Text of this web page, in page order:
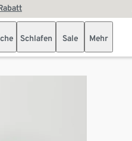
Schlafen Sale Mehr